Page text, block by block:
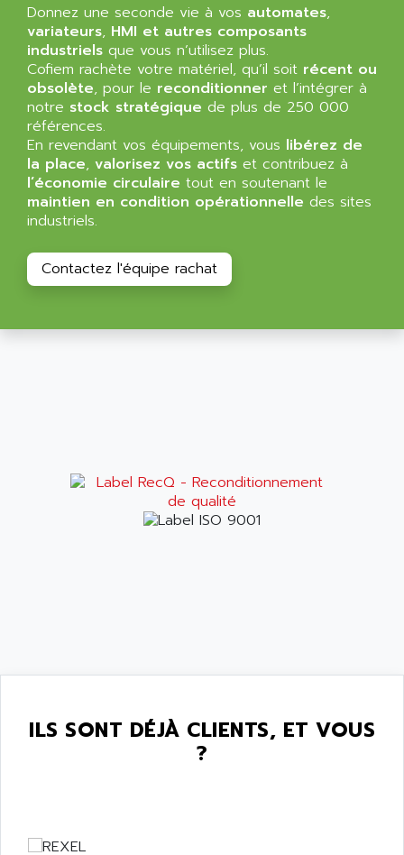
Donnez une seconde vie à vos automates,
variateurs, HMI et autres composants
industriels que vous n’utilisez plus.
Cofiem rachète votre matériel, qu’il soit récent ou
obsolète, pour le reconditionner et l’intégrer à
notre stock stratégique de plus de 250 000
références.
En revendant vos équipements, vous libérez de
la place, valorisez vos actifs et contribuez à
l’économie circulaire tout en soutenant le
maintien en condition opérationnelle des sites
industriels.
Contactez l'équipe rachat
ILS SONT DÉJÀ CLIENTS, ET VOUS
?